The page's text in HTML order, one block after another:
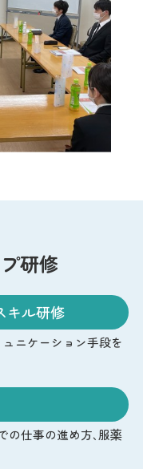
研修
キル研修
ニケーション手段を
の仕事の進め方、服薬